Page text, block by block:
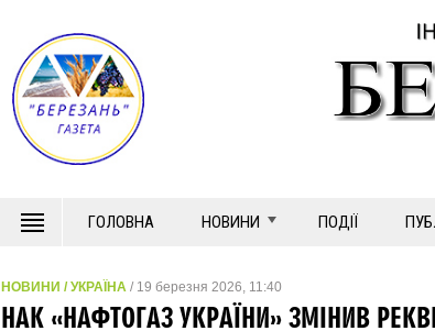
ГОЛОВНА НОВИНИ ПОДІЇ
НОВИНИ /УКРАЇНА / 19 березня 2026, 11:40
НАК «НАФТОГАЗ УКРАЇНИ» ЗМІНИВ